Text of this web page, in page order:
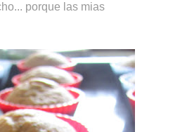
porque las mias